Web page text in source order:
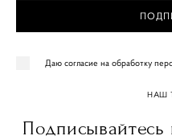
Даю согласие на обработку
НАШ
Подписывайтесь